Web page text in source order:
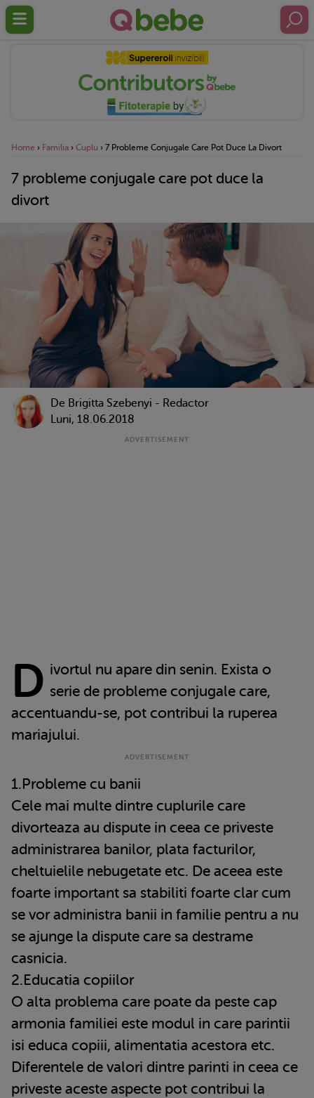
Home › Familia › Cuplu › 7 Probleme Conjugale Care Pot Duce La Divort
7 probleme conjugale care pot duce la
divort
De Brigitta Szebenyi - Redactor
Luni, 18.06.2018
D ivortul nu apare din senin. Exista o
serie de probleme conjugale care,
accentuandu-se, pot contribui la ruperea
mariajului.
1.Probleme cu banii
Cele mai multe dintre cuplurile care
divorteaza au dispute in ceea ce priveste
administrarea banilor, plata facturilor,
cheltuielile nebugetate etc. De aceea este
foarte important sa stabiliti foarte clar cum
se vor administra banii in familie pentru a nu
se ajunge la dispute care sa destrame
casnicia.
2.Educatia copiilor
O alta problema care poate da peste cap
armonia familiei este modul in care parintii
isi educa copiii, alimentatia acestora etc.
Diferentele de valori dintre parinti in ceea ce
priveste aceste aspecte pot contribui la